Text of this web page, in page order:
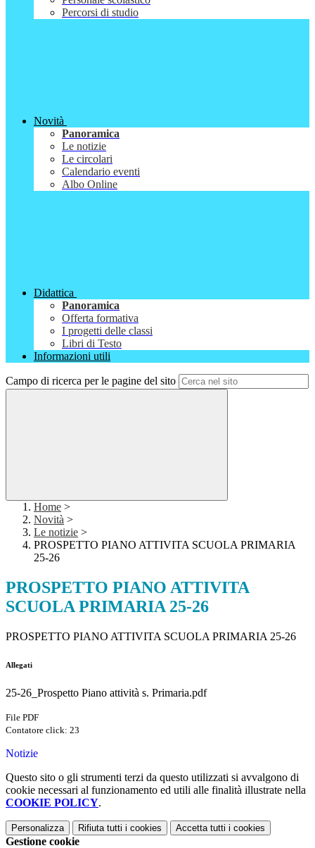
Percorsi di studio
Novità
Panoramica
Le notizie
Le circolari
Calendario eventi
Albo Online
Didattica
Panoramica
Offerta formativa
I progetti delle classi
Libri di Testo
Informazioni utili
Campo di ricerca per le pagine del sito
Home >
Novità >
Le notizie >
PROSPETTO PIANO ATTIVITA SCUOLA PRIMARIA
25-26
PROSPETTO PIANO ATTIVITA
SCUOLA PRIMARIA 25-26
PROSPETTO PIANO ATTIVITA SCUOLA PRIMARIA 25-26
Allegati
25-26_Prospetto Piano attività s. Primaria.pdf
File PDF
Contatore click: 23
Notizie
Questo sito o gli strumenti terzi da questo utilizzati si avvalgono di
cookie necessari al funzionamento ed utili alle finalità illustrate nella
COOKIE POLICY.
Personalizza Rifiuta tutti i cookies Accetta tutti i cookies
Gestione cookie